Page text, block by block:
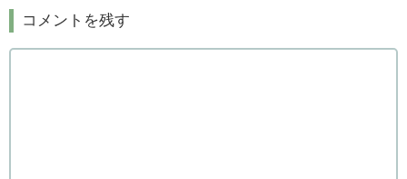
コメントを残す